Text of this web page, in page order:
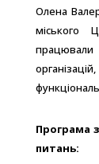
Олена
міського
Програма
питань: